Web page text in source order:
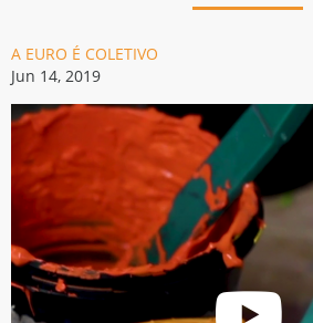
A EURO É COLETIVO
Jun 14, 2019